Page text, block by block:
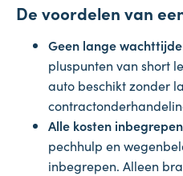
De voordelen van
Geen lange
pluspunten van short
auto beschikt zonder
Alle kosten
pechhulp en
inbegrepen. Alleen